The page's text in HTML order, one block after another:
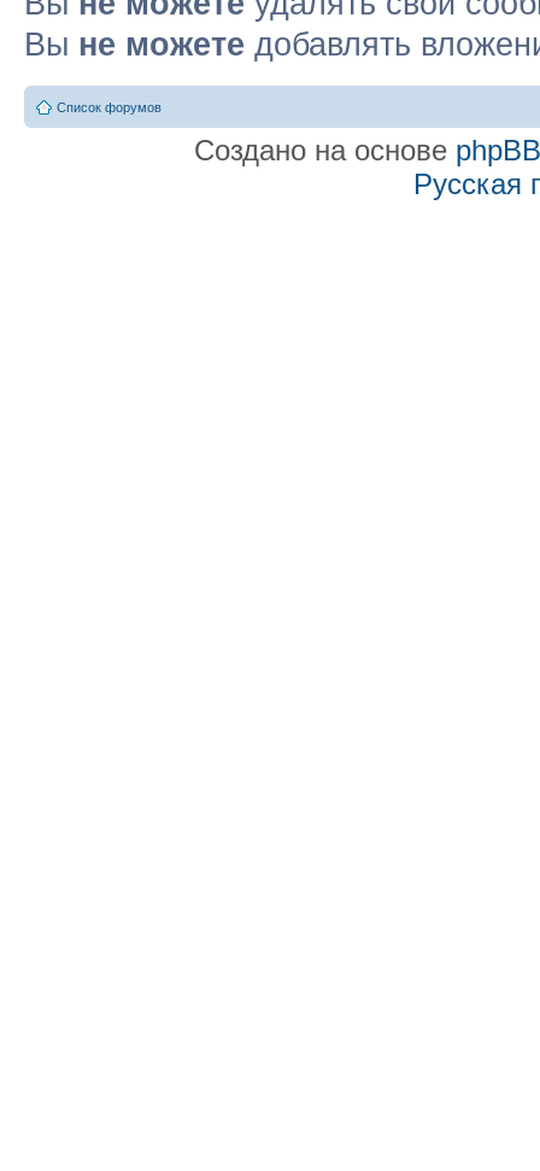
Вы не можете добавлять
Список форумов
Создано на основе phpBB
Русская